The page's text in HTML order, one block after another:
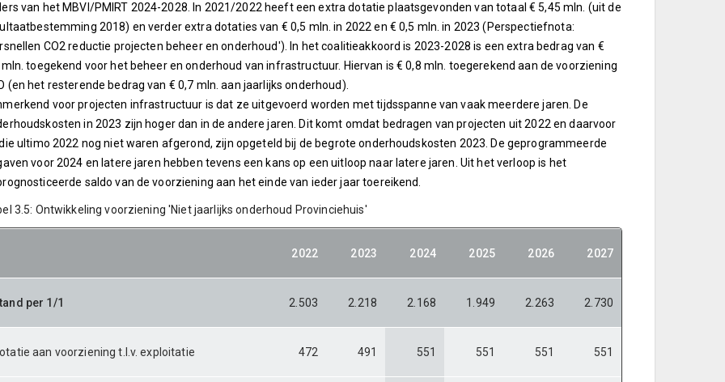
van het MBVI/PMIRT 2024-2028. In 2021/2022 heeft een extra dotatie plaatsgevonden van totaal € 5,45 mln. (uit de
2018) en verder extra dotaties van € 0,5 mln. in 2022 en € 0,5 mln. in 2023 (Perspectiefnota:
CO2 reductie projecten beheer en onderhoud'). In het coalitieakkoord is 2023-2028 is een extra bedrag van €
mln. toegekend voor het beheer en onderhoud van infrastructuur. Hiervan is € 0,8 mln. toegerekend aan de voorziening
(en het resterende bedrag van € 0,7 mln. aan jaarlijks onderhoud).
voor projecten infrastructuur is dat ze uitgevoerd worden met tijdsspanne van vaak meerdere jaren. De
in 2023 zijn hoger dan in de andere jaren. Dit komt omdat bedragen van projecten uit 2022 en daarvoor
ultimo 2022 nog niet waren afgerond, zijn opgeteld bij de begrote onderhoudskosten 2023. De geprogrammeerde
voor 2024 en latere jaren hebben tevens een kans op een uitloop naar latere jaren. Uit het verloop is het
saldo van de voorziening aan het einde van ieder jaar toereikend.
3.5: Ontwikkeling voorziening 'Niet jaarlijks onderhoud Provinciehuis'
2022 2023 2024 2025 2026 2027
per 1/1 2.503 2.218 2.168 1.949 2.263 2.730
aan voorziening t.l.v. exploitatie 472 491 551 551 551 551